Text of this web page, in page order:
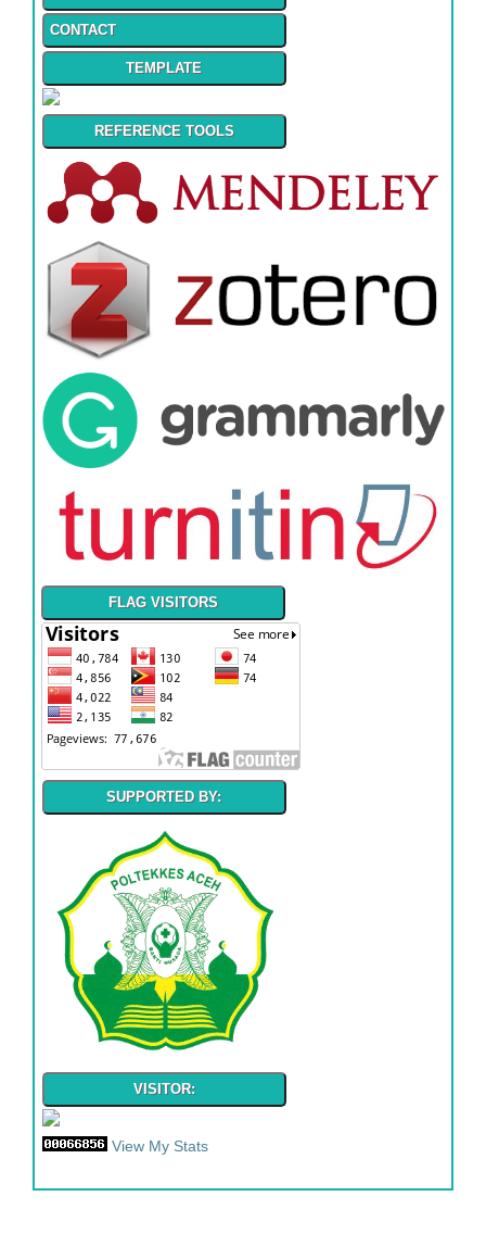
CONTACT
TEMPLATE
REFERENCE TOOLS
FLAG VISITORS
SUPPORTED BY:
VISITOR:
View My Stats